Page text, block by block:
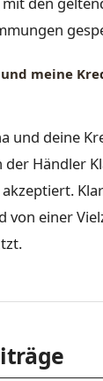
und meine
und deine
Händler
von einer